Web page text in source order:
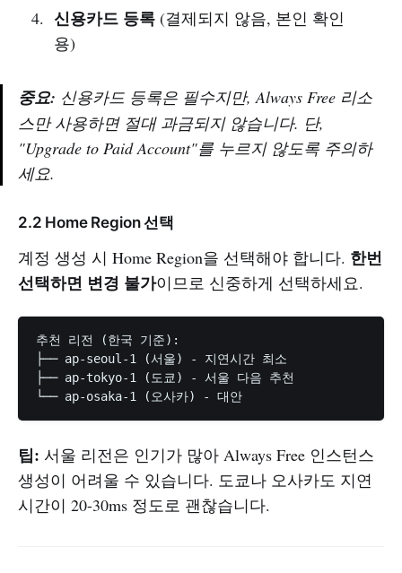
신용카드 등록(결제되지 않음, 본인 확인
용)
중요: 신용카드 등록은 필수지만, Always Free 리소
스만 사용하면 절대 과금되지 않습니다. 단,
"Upgrade to Paid Account"를 누르지 않도록 주의하
세요.
2.2 Home Region 선택
계정 생성 시 Home Region을 선택해야 합니다. 한번
선택하면 변경 불가이므로 신중하게 선택하세요.
추천 리전 (한국 기준):
├── ap-seoul-1 (서울) - 지연시간 최소
├── ap-tokyo-1 (도쿄) - 서울 다음 추천
팁: 서울 리전은 인기가 많아 Always Free 인스턴스
생성이 어려울 수 있습니다. 도쿄나 오사카도 지연
시간이 20-30ms 정도로 괜찮습니다.